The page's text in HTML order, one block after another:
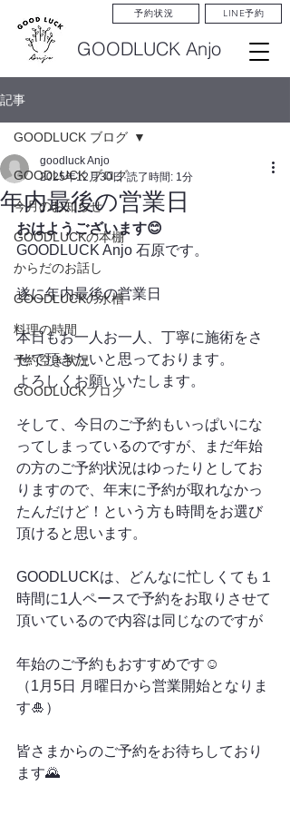
予約状況 LINE予約
GOODLUCK Anjo
記事
GOODLUCK ブログ
今月のお知らせ
GOODLUCKの本棚
からだのお話し
GOODLUCKの水槽
料理の時間
予約空き状況
GOODLUCKブログ
GOODLUCK ブログ
年内最後の営業日
goodluck Anjo
2025年12月30日 読了時間: 1分
おはようございます😊
GOODLUCK Anjo 石原です。
遂に年内最後の営業日
本日もお一人お一人、丁寧に施術をさ
せて頂きたいと思っております。
よろしくお願いいたします。
そして、今日のご予約もいっぱいにな
ってしまっているのですが、まだ年始
の方のご予約状況はゆったりとしてお
りますので、年末に予約が取れなかっ
たんだけど！という方も時間をお選び
頂けると思います。
GOODLUCKは、どんなに忙しくても１
時間に1人ペースで予約をお取りさせて
頂いているので内容は同じなのですが
年始のご予約もおすすめです☺️
（1月5日 月曜日から営業開始となりま
す🎍）
皆さまからのご予約をお待ちしており
ます🌄